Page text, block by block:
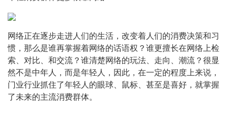
网络正在逐步走进人们的生活，改变着人们的消费决策和习
惯，那么是谁再掌握着网络的话语权？谁更擅长在网络上检
索、对比、和交流？谁清楚网络的玩法、走向、潮流？很显
然不是中年人，而是年轻人，因此，在一定的程度上来说，
门业行业抓住了年轻人的眼球、鼠标、甚至是喜好，就掌握
了未来的主流消费群体。